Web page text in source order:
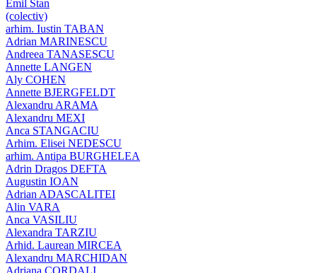
Emil Stan
(colectiv)
arhim. Iustin TABAN
Adrian MARINESCU
Andreea TANASESCU
Annette LANGEN
Aly COHEN
Annette BJERGFELDT
Alexandru ARAMA
Alexandru MEXI
Anca STANGACIU
Arhim. Elisei NEDESCU
arhim. Antipa BURGHELEA
Adrin Dragos DEFTA
Augustin IOAN
Adrian ADASCALITEI
Alin VARA
Anca VASILIU
Alexandra TARZIU
Arhid. Laurean MIRCEA
Alexandru MARCHIDAN
Adriana CORDALI